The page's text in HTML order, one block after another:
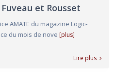
et Rousset
AMATE du magazine Logic-
du mois de nove [plus]
Lire plus